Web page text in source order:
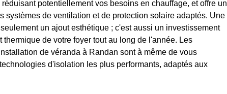
potentiellement vos besoins en chauffage, et offre un
systèmes de ventilation et de protection solaire adaptés. Une
un ajout esthétique ; c'est aussi un investissement
de votre foyer tout au long de l'année. Les
de véranda à Randan sont à même de vous
d'isolation les plus performants, adaptés aux